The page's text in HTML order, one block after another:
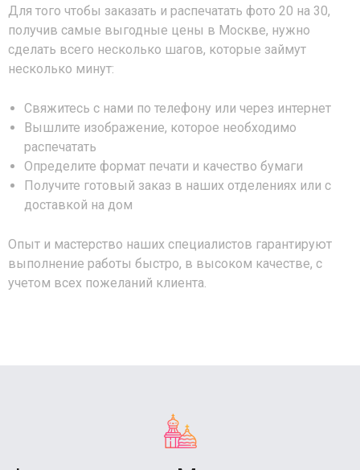
Для того чтобы заказать и распечатать фото 20 на 30,
получив самые выгодные цены в Москве, нужно
сделать всего несколько шагов, которые займут
несколько минут:
Свяжитесь с нами по телефону или через интернет
Вышлите изображение, которое необходимо
распечатать
Определите формат печати и качество бумаги
Получите готовый заказ в наших отделениях или с
доставкой на дом
Опыт и мастерство наших специалистов гарантируют
выполнение работы быстро, в высоком качестве, с
учетом всех пожеланий клиента.